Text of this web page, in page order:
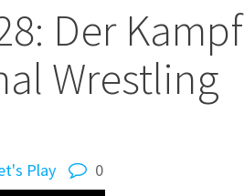
Der Kampf
Wrestling
Play 0